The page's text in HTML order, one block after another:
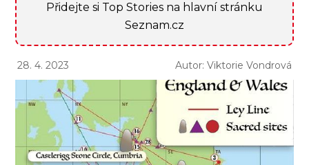
Přidejte si Top Stories na hlavní stránku
Seznam.cz
28. 4. 2023 Autor: Viktorie Vondrová